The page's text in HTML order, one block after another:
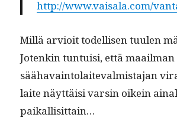
http://www.vaisala.com/
Mil­lä arvioit todel­lisen tuulen
Jotenkin tun­tu­isi, että
säähavain­to­laite­valmis­ta­jan
laite näyt­täisi varsin oikein
paikallisittain…